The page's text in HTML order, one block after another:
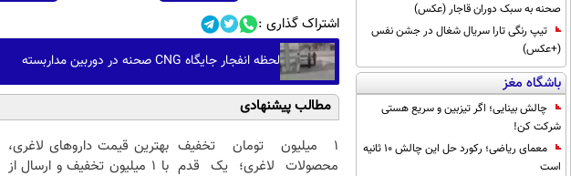
صحنه به سبک دوران قاجار (عکس)
تیپ رنگی تارا سریال شغال در جشن نفس
(+عکس)
باشگاه مغز
چالش بینایی؛ اگر تیزبین و سریع هستی
شرکت کن!
معمای ریاضی؛ رکورد حل این چالش 10 ثانیه
است
اشتراک گذاری :
لحظه انفجار جایگاه CNG صحنه در دوربین مداربسته
مطالب پیشنهادی
۱ میلیون تومان تخفیف
محصولات لاغری؛ یک قدم
بهترین قیمت داروهای لاغری،
با ۱ میلیون تخفیف و ارسال از